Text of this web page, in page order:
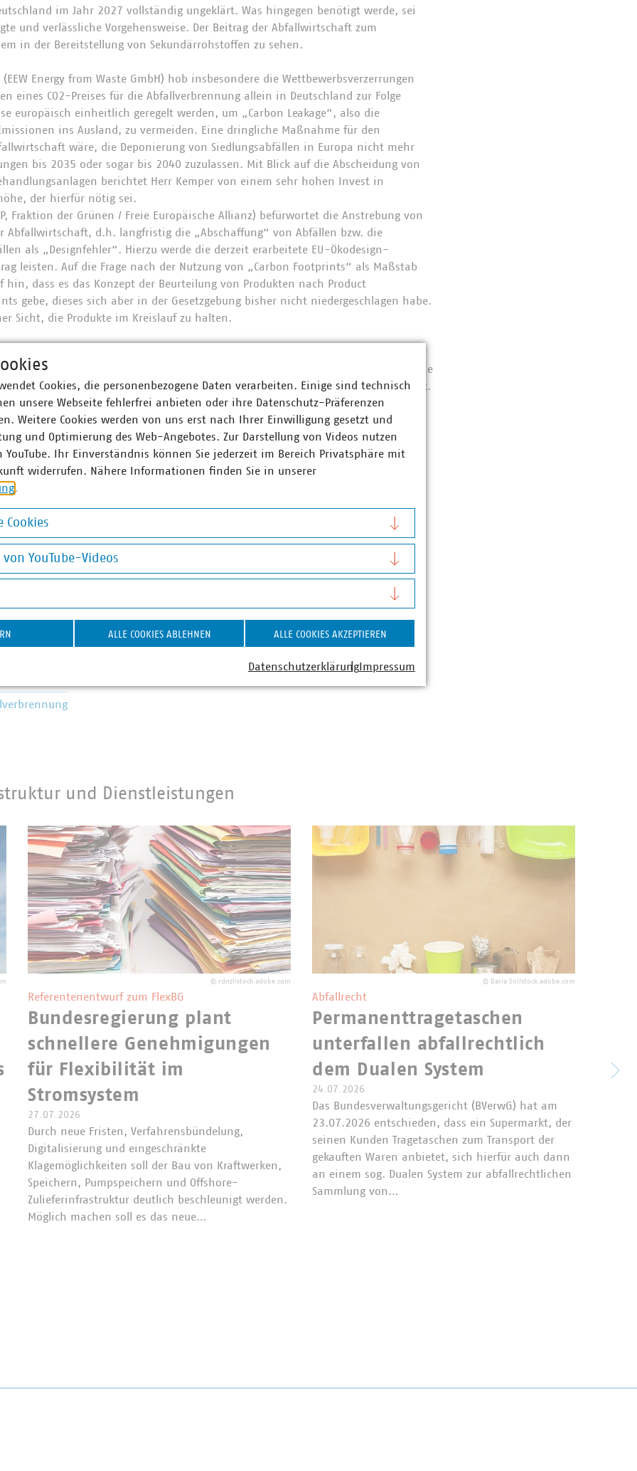
im Jahr 2027 vollständig ungeklärt. Was hingegen benötigt werde, sei
und verlässliche Vorgehensweise. Der Beitrag der Abfallwirtschaft zum
in der Bereitstellung von Sekundärrohstoffen zu sehen.
Energy from Waste GmbH) hob insbesondere die Wettbewerbsverzerrungen
eines CO2-Preises für die Abfallverbrennung allein in Deutschland zur Folge
europäisch einheitlich geregelt werden, um „Carbon Leakage“, also die
ins Ausland, zu vermeiden. Eine dringliche Maßnahme für den
wäre, die Deponierung von Siedlungsabfällen in Europa nicht mehr
bis 2035 oder sogar bis 2040 zuzulassen. Mit Blick auf die Abscheidung von
berichtet Herr Kemper von einem sehr hohen Invest in
der hierfür nötig sei.
Fraktion der Grünen / Freie Europäische Allianz) befürwortet die Anstrebung von
Abfallwirtschaft, d.h. langfristig die „Abschaffung“ von Abfällen bzw. die
als „Designfehler“. Hierzu werde die derzeit erarbeitete EU-Ökodesign-
leisten. Auf die Frage nach der Nutzung von „Carbon Footprints“ als Maßstab
hin, dass es das Konzept der Beurteilung von Produkten nach Product
gebe, dieses sich aber in der Gesetzgebung bisher nicht niedergeschlagen habe.
Sicht, die Produkte im Kreislauf zu halten.
anregende Diskussion die Komplexität des Themas plastisch aufgezeigt und
mit der jüngsten Änderung des deutschen Brennstoffemissionshandelsgesetzes die
eines CO2-Preises für die Abfallwirtschaft noch lange nicht beendet ist.
Neubauer
Fachgebietsleiter Abfall-
165
und Dienstleistungen
© rdnzl/stock.adobe.com
Referentenentwurf zum FlexBG
Bundesregierung plant
schnellere Genehmigungen
für Flexibilität im
Stromsystem
27.07.2026
Durch neue Fristen, Verfahrensbündelung,
Digitalisierung und eingeschränkte
Klagemöglichkeiten soll der Bau von Kraftwerken,
Speichern, Pumpspeichern und Offshore-
Zulieferinfrastruktur deutlich beschleunigt werden.
Möglich machen soll es das neue…
© Daria Sol/stock.adobe.com
Abfallrecht
Permanenttragetaschen
unterfallen abfallrechtlich
dem Dualen System
24.07.2026
Das Bundesverwaltungsgericht (BVerwG) hat am
23.07.2026 entschieden, dass ein Supermarkt, der
seinen Kunden Tragetaschen zum Transport der
gekauften Waren anbietet, sich hierfür auch dann
an einem sog. Dualen System zur abfallrechtlichen
Sammlung von…
Cookies, die personenbezogene Daten verarbeiten. Einige sind technisch
unsere Webseite fehlerfrei anbieten oder ihre Datenschutz-Präferenzen
Weitere Cookies werden von uns erst nach Ihrer Einwilligung gesetzt und
und Optimierung des Web-Angebotes. Zur Darstellung von Videos nutzen
YouTube. Ihr Einverständnis können Sie jederzeit im Bereich Privatsphäre mit
widerrufen. Nähere Informationen finden Sie in unserer
.
Cookies
von YouTube-Videos
YouTube-Videos
ALLE COOKIES ABLEHNEN ALLE COOKIES AKZEPTIEREN
Datenschutzerklärung Impressum